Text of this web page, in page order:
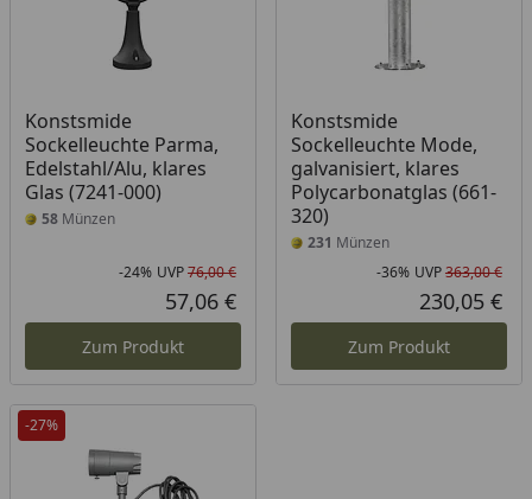
Konstsmide
Sockelleuchte Parma,
Edelstahl/Alu, klares
Glas (7241-000)
58 Münzen
Rabatt in Prozent
-24%
Ursprünglicher Preis
UVP76,00 €
Aktueller Preis
57,06 €
Zum Produkt
Konstsmide
Sockelleuchte Mode,
galvanisiert, klares
Polycarbonatglas (661-
320)
231 Münzen
-36% UVP363,00 €
230,05 €
Zum Produkt
-27%